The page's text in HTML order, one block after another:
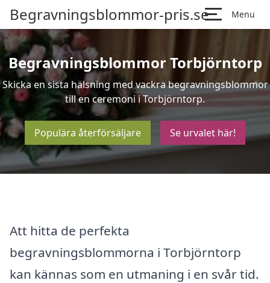
Begravningsblommor-pris.se Menu
Begravningsblommor Torbjörntorp
Skicka en sista hälsning med vackra begravningsblommor
till en ceremoni i Torbjörntorp.
Populära återförsäljare Se urvalet här!
Att hitta de perfekta
begravningsblommorna i Torbjörntorp
kan kännas som en utmaning i en svår tid.